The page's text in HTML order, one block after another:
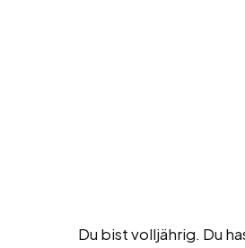
Du bist volljährig. Du